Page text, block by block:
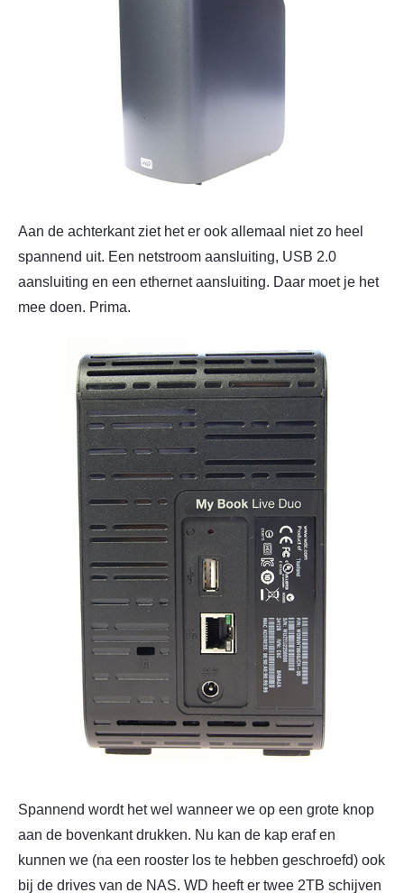
Aan de achterkant ziet het er ook allemaal niet zo heel
spannend uit. Een netstroom aansluiting, USB 2.0
aansluiting en een ethernet aansluiting. Daar moet je het
mee doen. Prima.
Spannend wordt het wel wanneer we op een grote knop
aan de bovenkant drukken. Nu kan de kap eraf en
kunnen we (na een rooster los te hebben geschroefd) ook
bij de drives van de NAS. WD heeft er twee 2TB schijven